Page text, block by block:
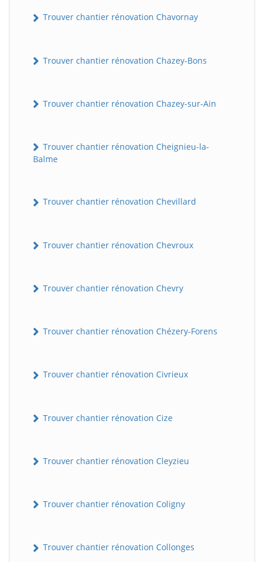
Trouver chantier rénovation Chavornay
Trouver chantier rénovation Chazey-Bons
Trouver chantier rénovation Chazey-sur-Ain
Trouver chantier rénovation Cheignieu-la-
Balme
Trouver chantier rénovation Chevillard
Trouver chantier rénovation Chevroux
Trouver chantier rénovation Chevry
Trouver chantier rénovation Chézery-Forens
Trouver chantier rénovation Civrieux
Trouver chantier rénovation Cize
Trouver chantier rénovation Cleyzieu
Trouver chantier rénovation Coligny
Trouver chantier rénovation Collonges